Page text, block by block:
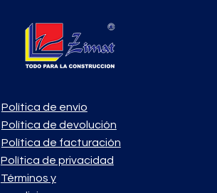
Política de envío
Política de devolución
Política de facturación
Política de privacidad
Términos y